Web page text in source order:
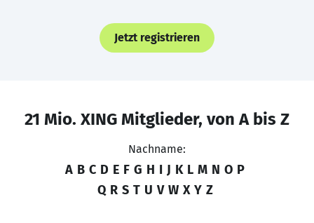
Jetzt registrieren
21 Mio. XING Mitglieder, von A bis Z
Nachname:
A B C D E F G H I J K L M N O P
Q R S T U V W X Y Z